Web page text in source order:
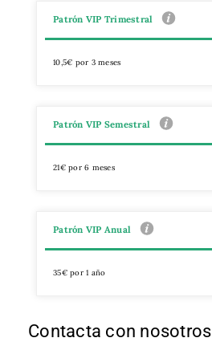
Patrón VIP Trimestral
10,5€ por 3 meses
Patrón VIP Semestral
21€ por 6 meses
Patrón VIP Anual
35€ por 1 año
Contacta con nosotros